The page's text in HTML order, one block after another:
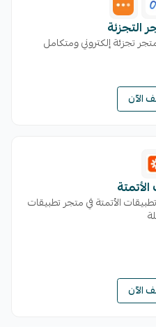
التجزئة
تجزئة إلكتروني ومتكامل
الآن
الأتمتة في متجر تطبيقات
الآن